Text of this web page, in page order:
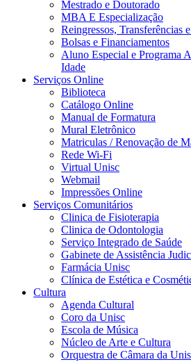
Mestrado e Doutorado
MBA E Especialização
Reingressos, Transferências
Bolsas e Financiamentos
Aluno Especial e Programa
Idade
Serviços Online
Biblioteca
Catálogo Online
Manual de Formatura
Mural Eletrônico
Matriculas / Renovação de
Rede Wi-Fi
Virtual Unisc
Webmail
Impressões Online
Serviços Comunitários
Clinica de Fisioterapia
Clinica de Odontologia
Serviço Integrado de Saúde
Gabinete de Assistência
Farmácia Unisc
Clínica de Estética e
Cultura
Agenda Cultural
Coro da Unisc
Escola de Música
Núcleo de Arte e Cultura
Orquestra de Câmara da